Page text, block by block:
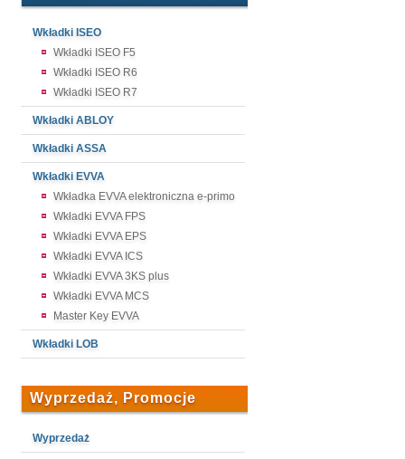
Wkładki ISEO
Wkładki ISEO F5
Wkładki ISEO R6
Wkładki ISEO R7
Wkładki ABLOY
Wkładki ASSA
Wkładki EVVA
Wkładka EVVA elektroniczna e-primo
Wkładki EVVA FPS
Wkładki EVVA EPS
Wkładki EVVA ICS
Wkładki EVVA 3KS plus
Wkładki EVVA MCS
Master Key EVVA
Wkładki LOB
Wyprzedaż, Promocje
Wyprzedaż